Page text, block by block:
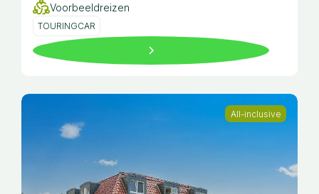
Voorbeeldreizen
TOURINGCAR
All-inclusive